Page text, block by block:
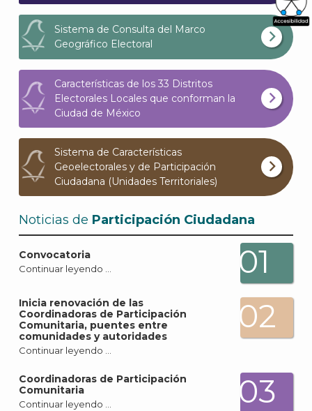
Sistema de Consulta del Marco
Geográfico Electoral
Características de los 33 Distritos
Electorales Locales que conforman la
Ciudad de México
Sistema de Características
Geoelectorales y de Participación
Ciudadana (Unidades Territoriales)
Noticias de Participación Ciudadana
Convocatoria
Continuar leyendo … 01
Inicia renovación de las
Coordinadoras de Participación
Comunitaria, puentes entre
comunidades y autoridades
Continuar leyendo …
02
Coordinadoras de Participación
Comunitaria
Continuar leyendo … 03